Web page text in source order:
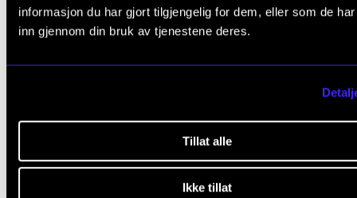
informasjon du har gjort tilgjengelig for dem, eller som de
inn gjennom din bruk av tjenestene deres.
Tillat alle
Ikke tillat
På denne eksamenskonserten er det Åsmund A.
konserten får de ein smakebit frå twistposen av
han har jobba med. Her får de høyre frisk
vest til aust, salmar, bånsullar, folkrock og til slutt go'
gamal runddans. Vel møtt!